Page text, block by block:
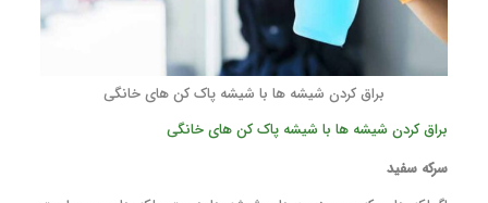
براق کردن شیشه ها با شیشه پاک کن های خانگی
براق کردن شیشه ها با شیشه پاک کن های خانگی
سرکه سفید